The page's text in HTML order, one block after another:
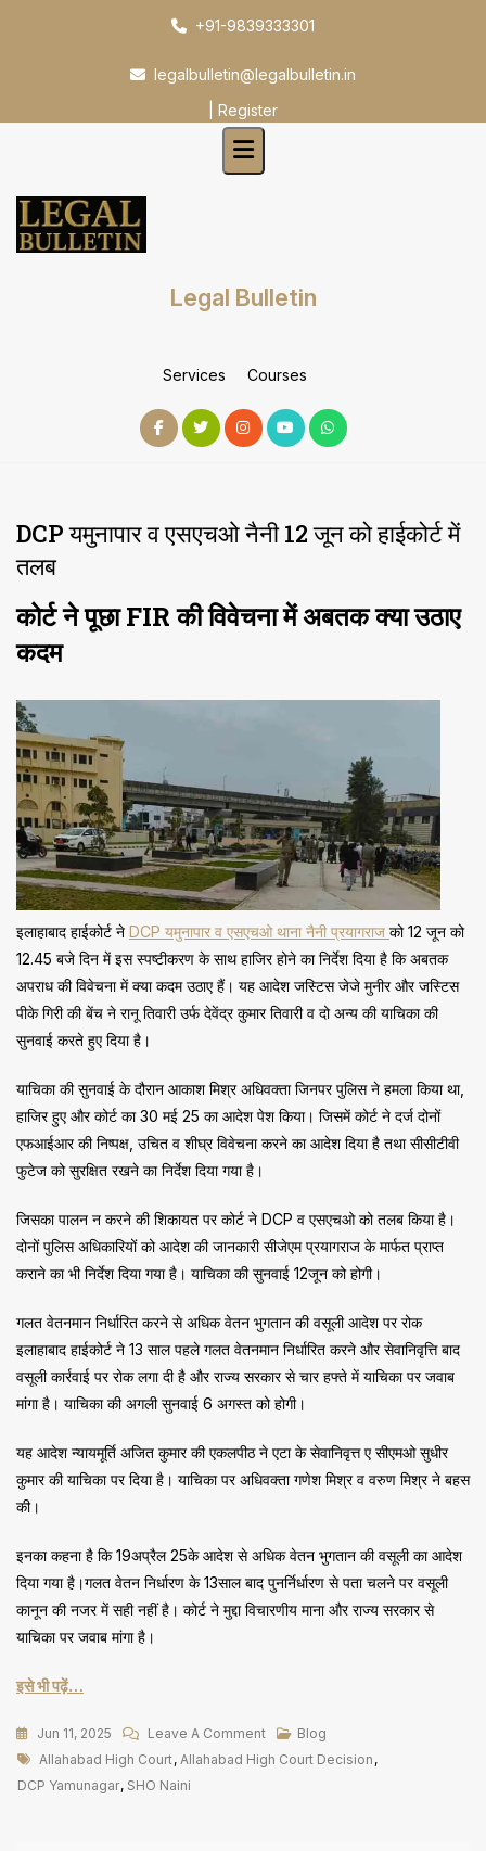
+91-9839333301
legalbulletin@legalbulletin.in
Register
Legal Bulletin
Services Courses
DCP यमुनापार व एसएचओ नैनी 12 जून को हाईकोर्ट में
तलब
कोर्ट ने पूछा FIR की विवेचना में अबतक क्या उठाए
कदम
इलाहाबाद हाईकोर्ट ने DCP यमुनापार व एसएचओ थाना नैनी प्रयागराज को 12 जून को
12.45 बजे दिन में इस स्पष्टीकरण के साथ हाजिर होने का निर्देश दिया है कि अबतक
अपराध की विवेचना में क्या कदम उठाए हैं। यह आदेश जस्टिस जेजे मुनीर और जस्टिस
पीके गिरी की बेंच ने रानू तिवारी उर्फ देवेंद्र कुमार तिवारी व दो अन्य की याचिका की
सुनवाई करते हुए दिया है।
याचिका की सुनवाई के दौरान आकाश मिश्र अधिवक्ता जिनपर पुलिस ने हमला किया था,
हाजिर हुए और कोर्ट का 30 मई 25 का आदेश पेश किया। जिसमें कोर्ट ने दर्ज दोनों
एफआईआर की निष्पक्ष, उचित व शीघ्र विवेचना करने का आदेश दिया है तथा सीसीटीवी
फुटेज को सुरक्षित रखने का निर्देश दिया गया है।
जिसका पालन न करने की शिकायत पर कोर्ट ने DCP व एसएचओ को तलब किया है।
दोनों पुलिस अधिकारियों को आदेश की जानकारी सीजेएम प्रयागराज के मार्फत प्राप्त
कराने का भी निर्देश दिया गया है। याचिका की सुनवाई 12जून को होगी।
गलत वेतनमान निर्धारित करने से अधिक वेतन भुगतान की वसूली आदेश पर रोक
इलाहाबाद हाईकोर्ट ने 13 साल पहले गलत वेतनमान निर्धारित करने और सेवानिवृत्ति बाद
वसूली कार्रवाई पर रोक लगा दी है और राज्य सरकार से चार हफ्ते में याचिका पर जवाब
मांगा है। याचिका की अगली सुनवाई 6 अगस्त को होगी।
यह आदेश न्यायमूर्ति अजित कुमार की एकलपीठ ने एटा के सेवानिवृत्त ए सीएमओ सुधीर
कुमार की याचिका पर दिया है। याचिका पर अधिवक्ता गणेश मिश्र व वरुण मिश्र ने बहस
की।
इनका कहना है कि 19अप्रैल 25के आदेश से अधिक वेतन भुगतान की वसूली का आदेश
दिया गया है।गलत वेतन निर्धारण के 13साल बाद पुनर्निर्धारण से पता चलने पर वसूली
कानून की नजर में सही नहीं है। कोर्ट ने मुद्दा विचारणीय माना और राज्य सरकार से
याचिका पर जवाब मांगा है।
इसे भी पढ़ें…
Jun 11, 2025 Leave A CommentOn
DCP
Blog
Tags
Allahabad High Court, Allahabad High Court Decision ,
DCP Yamunagar, SHO Naini